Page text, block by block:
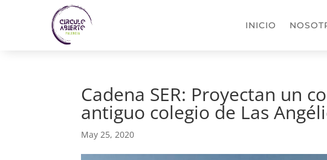
INICIO
Cadena SER: Proyectan un
antiguo colegio de Las
May 25, 2020